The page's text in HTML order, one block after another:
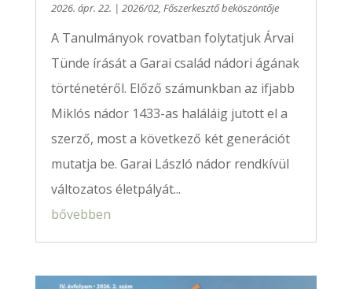
2026. ápr. 22. | 2026/02, Főszerkesztő beköszöntője
A Tanulmányok rovatban folytatjuk Árvai
Tünde írását a Garai család nádori ágának
történetéről. Előző számunkban az ifjabb
Miklós nádor 1433-as haláláig jutott el a
szerző, most a következő két generációt
mutatja be. Garai László nádor rendkívül
változatos életpályát...
bővebben